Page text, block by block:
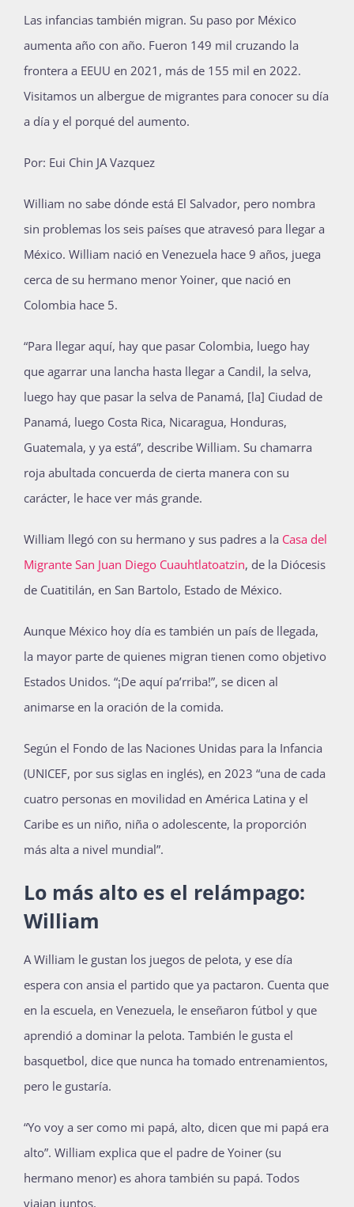
Súmate
Bienvenida generación 2027-1
Las infancias también migran. Su paso por México
aumenta año con año. Fueron 149 mil cruzando la
frontera a EEUU en 2021, más de 155 mil en 2022.
Visitamos un albergue de migrantes para conocer su día
a día y el porqué del aumento.
Por: Eui Chin JA Vazquez
William no sabe dónde está El Salvador, pero nombra
sin problemas los seis países que atravesó para llegar a
México. William nació en Venezuela hace 9 años, juega
cerca de su hermano menor Yoiner, que nació en
Colombia hace 5.
“Para llegar aquí, hay que pasar Colombia, luego hay
que agarrar una lancha hasta llegar a Candil, la selva,
luego hay que pasar la selva de Panamá, [la] Ciudad de
Panamá, luego Costa Rica, Nicaragua, Honduras,
Guatemala, y ya está”, describe William. Su chamarra
roja abultada concuerda de cierta manera con su
carácter, le hace ver más grande.
William llegó con su hermano y sus padres a la Casa del
Migrante San Juan Diego Cuauhtlatoatzin, de la Diócesis
de Cuatitilán, en San Bartolo, Estado de México.
Aunque México hoy día es también un país de llegada,
la mayor parte de quienes migran tienen como objetivo
Estados Unidos. “¡De aquí pa’rriba!”, se dicen al
animarse en la oración de la comida.
Según el Fondo de las Naciones Unidas para la Infancia
(UNICEF, por sus siglas en inglés), en 2023 “una de cada
cuatro personas en movilidad en América Latina y el
Caribe es un niño, niña o adolescente, la proporción
más alta a nivel mundial”.
Lo más alto es el relámpago:
William
A William le gustan los juegos de pelota, y ese día
espera con ansia el partido que ya pactaron. Cuenta que
en la escuela, en Venezuela, le enseñaron fútbol y que
aprendió a dominar la pelota. También le gusta el
basquetbol, dice que nunca ha tomado entrenamientos,
pero le gustaría.
“Yo voy a ser como mi papá, alto, dicen que mi papá era
alto”. William explica que el padre de Yoiner (su
hermano menor) es ahora también su papá. Todos
viajan juntos.